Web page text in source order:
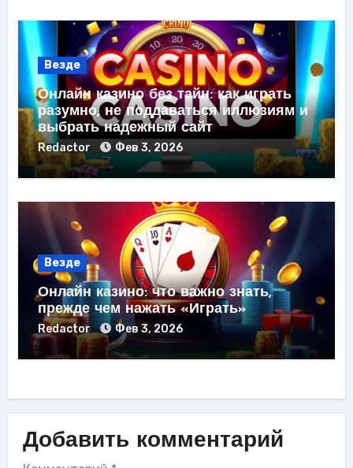
Везде
Онлайн казино без тайн: как играть
разумно, не поддаваться иллюзиям и
выбрать надежный сайт
Redactor Фев 3, 2026
Везде
Онлайн казино: что важно знать,
прежде чем нажать «Играть»
Redactor Фев 3, 2026
Добавить комментарий